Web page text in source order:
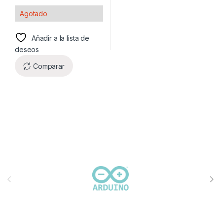
Agotado
Añadir a la lista de
deseos
Comparar
Carrusel de marcas